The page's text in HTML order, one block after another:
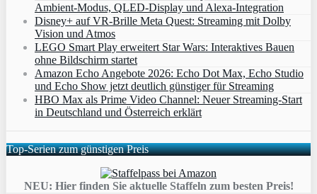
Ambient‑Modus, QLED‑Display und Alexa‑Integration
Disney+ auf VR-Brille Meta Quest: Streaming mit Dolby
Vision und Atmos
LEGO Smart Play erweitert Star Wars: Interaktives Bauen
ohne Bildschirm startet
Amazon Echo Angebote 2026: Echo Dot Max, Echo Studio
und Echo Show jetzt deutlich günstiger für Streaming
HBO Max als Prime Video Channel: Neuer Streaming‑Start
in Deutschland und Österreich erklärt
Top-Serien zum günstigen Preis
NEU: Hier finden Sie aktuelle Staffeln zum besten Preis!